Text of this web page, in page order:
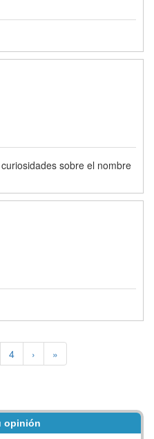
sobre el nombre
4 › »
opinión